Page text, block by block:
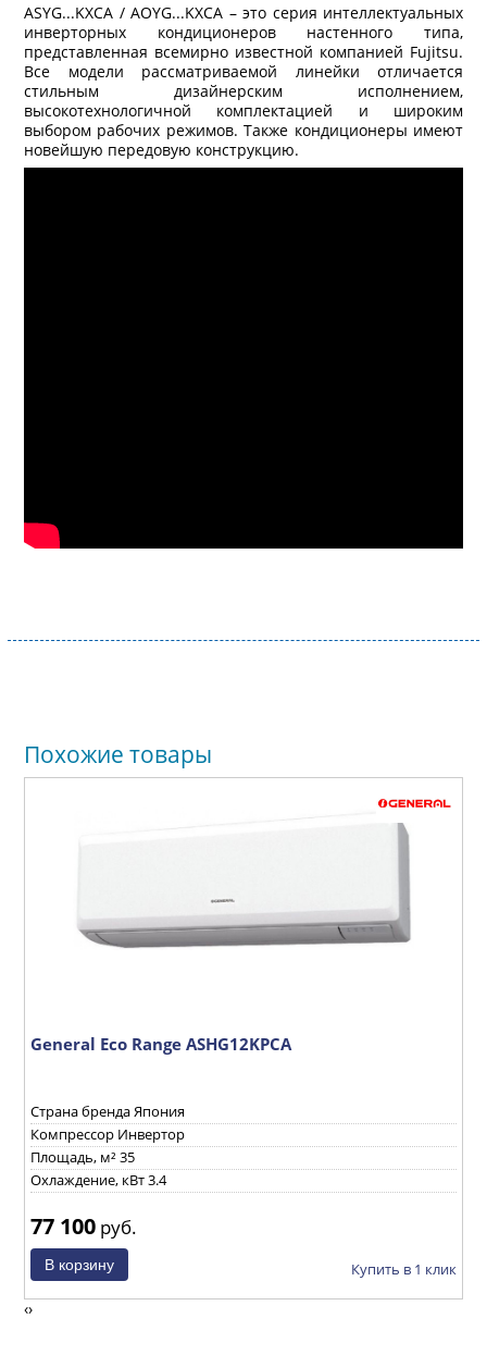
ASYG...KXCA / AOYG...KXCA – это серия интеллектуальных
инверторных кондиционеров настенного типа,
представленная всемирно известной компанией Fujitsu.
Все модели рассматриваемой линейки отличается
стильным дизайнерским исполнением,
высокотехнологичной комплектацией и широким
выбором рабочих режимов. Также кондиционеры имеют
новейшую передовую конструкцию.
Похожие товары
General Eco Range ASHG12KPCA
Страна бренда Япония
Компрессор Инвертор
Площадь, м² 35
Охлаждение, кВт 3.4
77 100 руб.
Купить в 1 клик
‹›